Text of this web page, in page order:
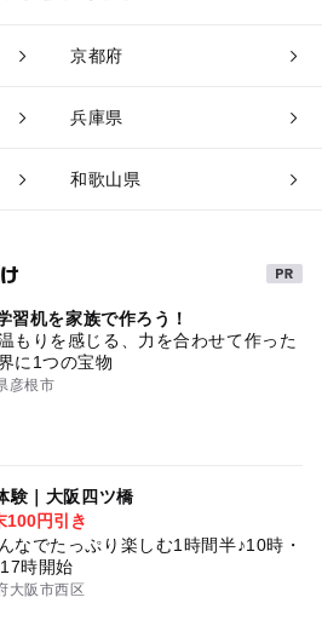
京都府
兵庫県
和歌山県
習机を家族で作ろう！
もりを感じる、力を合わせて作った
に1つの宝物
彦根市
験｜大阪四ツ橋
100円引き
なでたっぷり楽しむ1時間半♪10時・
時開始
大阪市西区